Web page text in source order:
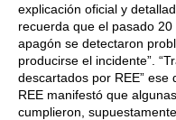
explicación oficial y
recuerda que el pasado
apagón se detectaron
producirse el incidente”.
descartados por REE” ese
REE manifestó que
cumplieron,